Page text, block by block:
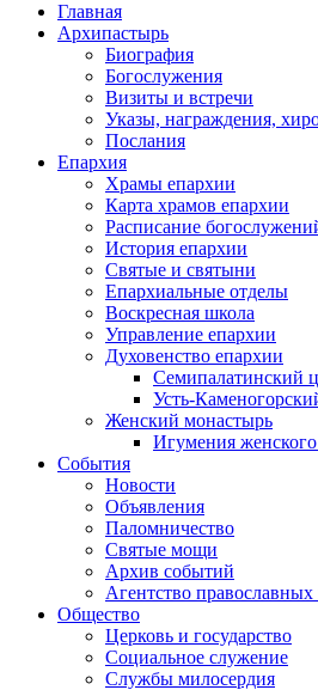
Главная
Архипастырь
Биография
Богослужения
Визиты и встречи
Указы, награждения,
Послания
Епархия
Храмы епархии
Карта храмов епархии
Расписание
История епархии
Святые и святыни
Епархиальные отделы
Воскресная школа
Управление епархии
Духовенство епархии
Семипалатинский
Усть-
Женский монастырь
Игумения
События
Новости
Объявления
Паломничество
Святые мощи
Архив событий
Агентство православных
Общество
Церковь и государство
Социальное служение
Службы милосердия